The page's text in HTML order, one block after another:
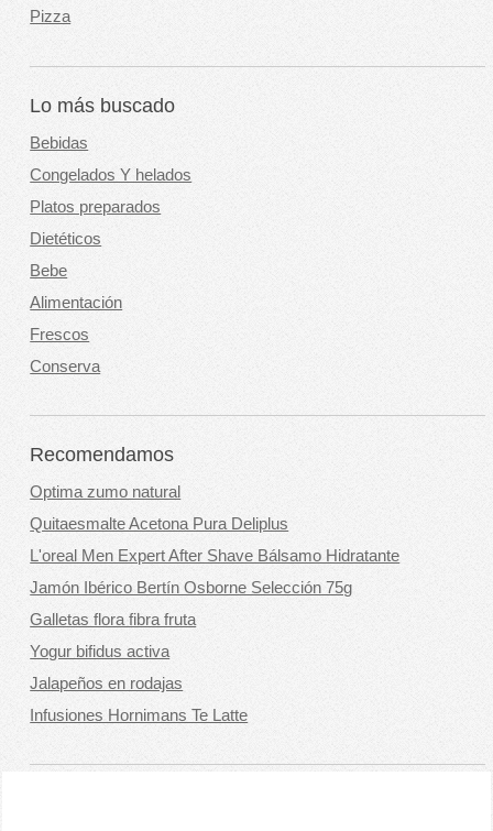
Pizza
Lo más buscado
Bebidas
Congelados Y helados
Platos preparados
Dietéticos
Bebe
Alimentación
Frescos
Conserva
Recomendamos
Optima zumo natural
Quitaesmalte Acetona Pura Deliplus
L'oreal Men Expert After Shave Bálsamo Hidratante
Jamón Ibérico Bertín Osborne Selección 75g
Galletas flora fibra fruta
Yogur bifidus activa
Jalapeños en rodajas
Infusiones Hornimans Te Latte